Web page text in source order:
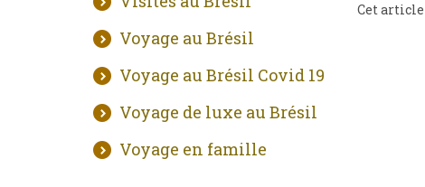
Voyage au Brésil
Voyage au Brésil Covid 19
Voyage de luxe au Brésil
Voyage en famille
Cet